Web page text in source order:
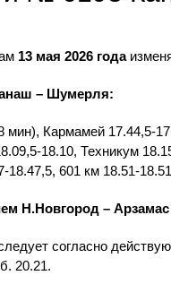
13 мая 2026 года
– Шумерля:
мин), Кармамей 17.44,5-
18.10, Техникум
18.47,5, 601 км 18.51-
Н.Новгород – Арзамас
согласно
20.21.